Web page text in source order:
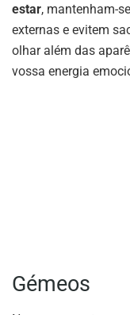
estar, mantenham-
externas e evitem
olhar além das
vossa energia
Gémeos